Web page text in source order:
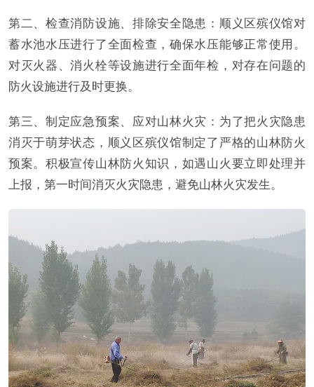
第二、检查消防设施、排除安全隐患：顺义区殡仪馆对
蓄水池水压进行了全面检查，确保水压能够正常使用。
对灭火器、消火栓等设施进行全面年检，对存在问题的
防火设施进行及时更换。
第三、制定应急预案、应对山林火灾：为了把火灾隐患
消灭于萌芽状态，顺义区殡仪馆制定了严格的山林防火
预案。积极宣传山林防火知识，如遇山火要立即处理并
上报，第一时间消灭火灾隐患，避免山林火灾发生。